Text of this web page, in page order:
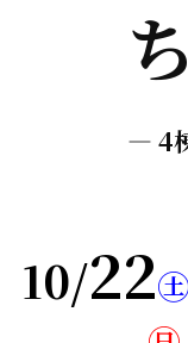
― 4
10/22㊏